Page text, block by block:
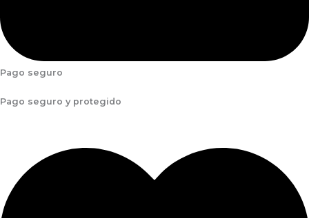
Pago seguro
Pago seguro y protegido